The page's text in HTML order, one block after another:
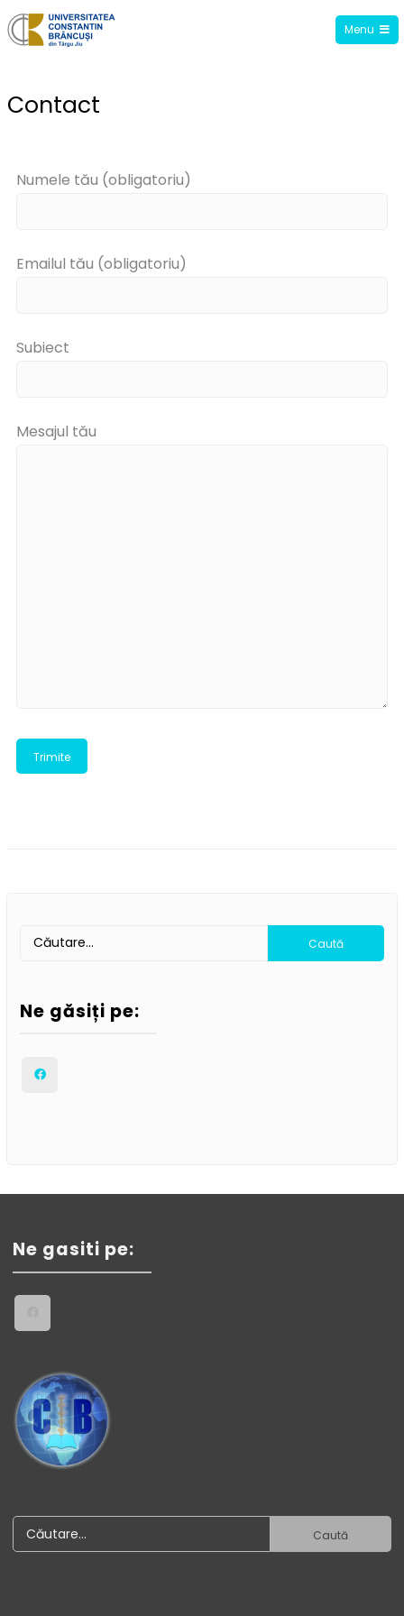
Menu
Contact
Numele tău (obligatoriu)
Emailul tău (obligatoriu)
Subiect
Mesajul tău
Ne găsiți pe:
Ne gasiti pe: